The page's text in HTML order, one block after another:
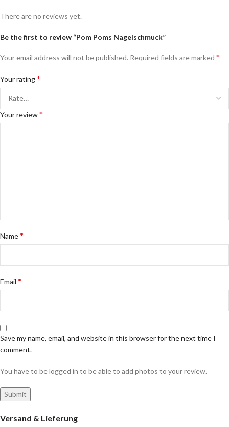
There are no reviews yet.
Be the first to review “Pom Poms Nagelschmuck”
Your email address will not be published. Required fields are marked *
Your rating*
Your review*
Name*
Email *
Save my name, email, and website in this browser for the next time I
comment.
You have to be logged in to be able to add photos to your review.
Versand & Lieferung